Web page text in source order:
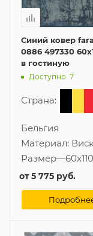
Синий ковер
0886 497330
в гостиную
Доступно: 7
Страна:
Бельгия
Материал:
Размер—
от5 775 руб.